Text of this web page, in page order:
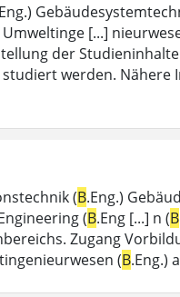
Umweltinge [...]
der
studiert werden.
(B.Eng.)
(B.Eng [...] n (B
Zugang
(B.Eng.)